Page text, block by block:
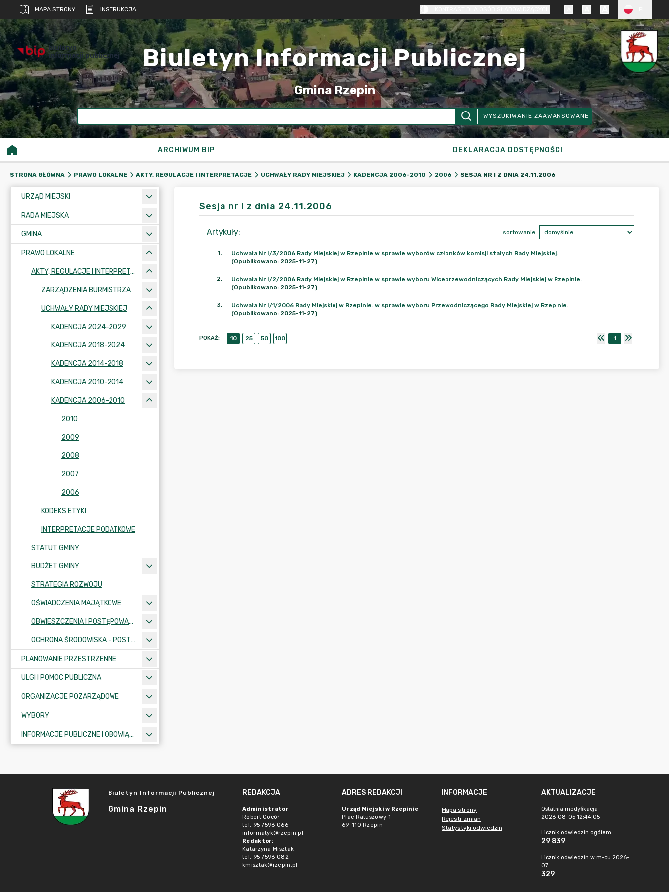
MAPA STRONY INSTRUKCJA
biuletyn
informacji publicznej Biuletyn Informacji Publicznej
Gmina Rzepin
WYSZUKIWANIE ZAAWANSOWANE
ARCHIWUM BIP DEKLARACJA DOSTĘPNOŚCI
STRONA GŁÓWNA PRAWO LOKALNE AKTY, REGULACJE I INTERPRETACJE UCHWAŁY RADY MIEJSKIEJ KADENCJA 2006-2010 2006 SESJA NR I Z DNIA 24.11.2006
URZĄD MIEJSKI
RADA MIEJSKA
GMINA
PRAWO LOKALNE
AKTY, REGULACJE I INTERPRETACJE
ZARZĄDZENIA BURMISTRZA
UCHWAŁY RADY MIEJSKIEJ
KADENCJA 2024-2029
KADENCJA 2018-2024
KADENCJA 2014-2018
KADENCJA 2010-2014
KADENCJA 2006-2010
2010
2009
2008
2007
2006
KODEKS ETYKI
INTERPRETACJE PODATKOWE
STATUT GMINY
BUDŻET GMINY
STRATEGIA ROZWOJU
OŚWIADCZENIA MAJĄTKOWE
OBWIESZCZENIA I POSTĘPOWANIA ADMINISTRACYJNE
OCHRONA ŚRODOWISKA - POSTĘPOWANIA I INFORMACJE
PLANOWANIE PRZESTRZENNE
ULGI I POMOC PUBLICZNA
ORGANIZACJE POZARZĄDOWE
WYBORY
INFORMACJE PUBLICZNE I OBOWIĄZKOWE
Sesja nr I z dnia 24.11.2006
Artykuły: sortowanie:
1.
Uchwała Nr I/3/2006 Rady Miejskiej w Rzepinie w sprawie wyborów członków komisji stałych Rady Miejskiej.
(Opublikowano: 2025-11-27)
2.
Uchwała Nr I/2/2006 Rady Miejskiej w Rzepinie w sprawie wyboru Wiceprzewodniczących Rady Miejskiej w Rzepinie.
(Opublikowano: 2025-11-27)
3.
Uchwała Nr I/1/2006 Rady Miejskiej w Rzepinie. w sprawie wyboru Przewodniczącego Rady Miejskiej w Rzepinie.
(Opublikowano: 2025-11-27)
POKAŻ: 10 25 50 100 1
Biuletyn Informacji Publicznej
Gmina Rzepin
REDAKCJA
Administrator
Robert Gocół
tel. 95 7596 066
informatyk@rzepin.pl
Redaktor:
Katarzyna Misztak
tel. 95 7596 082
kmisztak@rzepin.pl
ADRES REDAKCJI
Urząd Miejski w Rzepinie
Plac Ratuszowy 1
69-110 Rzepin
INFORMACJE
Mapa strony
Rejestr zmian
Statystyki odwiedzin
AKTUALIZACJE
Ostatnia modyfikacja
2026-08-05 12:44:05
Licznik odwiedzin ogółem
29 839
Licznik odwiedzin w m-cu 2026-
07
329